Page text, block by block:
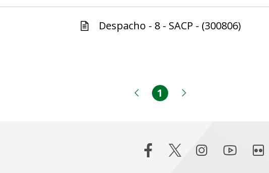
Despacho - 8 - SACP - (300806)
Página anterior
Página
1